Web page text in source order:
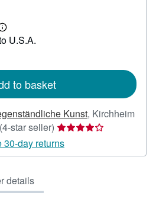
Learn
more
U.S.A.
to basket
Kunst, Kirchheim
(4-star seller) Seller
rating
4
30-day returns
details